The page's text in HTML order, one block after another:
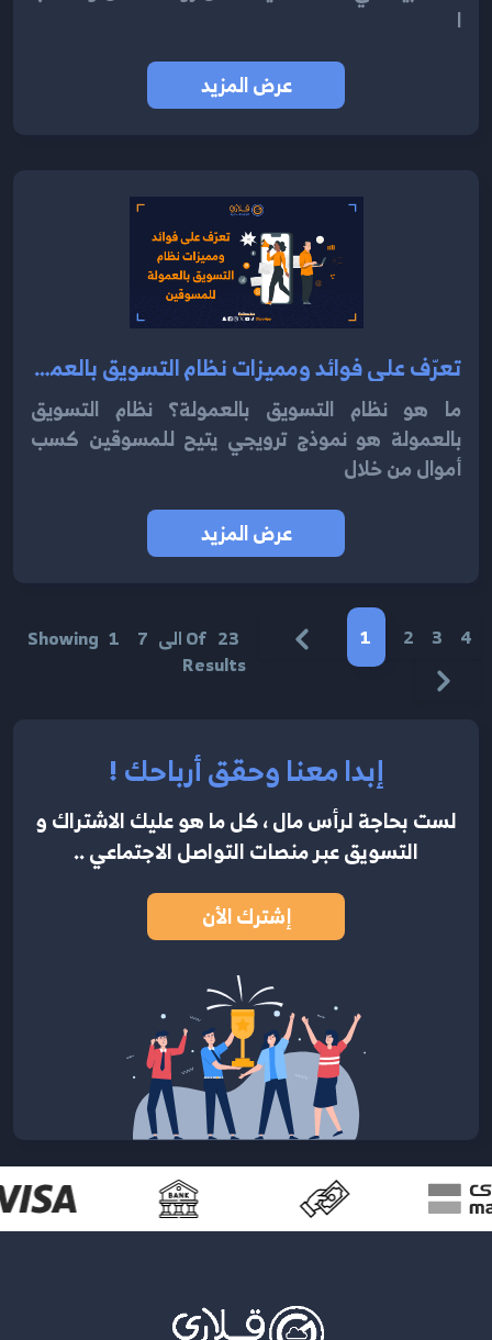
ا
عرض المزيد
تعرّف على فوائد ومميزات نظام التسويق بالعمولة للمسوقين 2024
ما هو نظام التسويق بالعمولة؟ نظام التسويق
بالعمولة هو نموذج ترويجي يتيح للمسوقين كسب
أموال من خلال
عرض المزيد
Showing 1 الى 7 Of 23
Results
1 2 3 4
إبدا معنا وحقق أرباحك !
لست بحاجة لرأس مال ، كل ما هو عليك الاشتراكو
التسويق عبر منصات التواصل الاجتماعي ..
إشترك الأن